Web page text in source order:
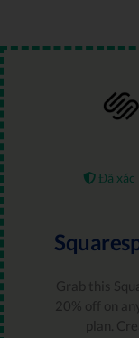
Đã xác
Grab this
20% off on
plan.